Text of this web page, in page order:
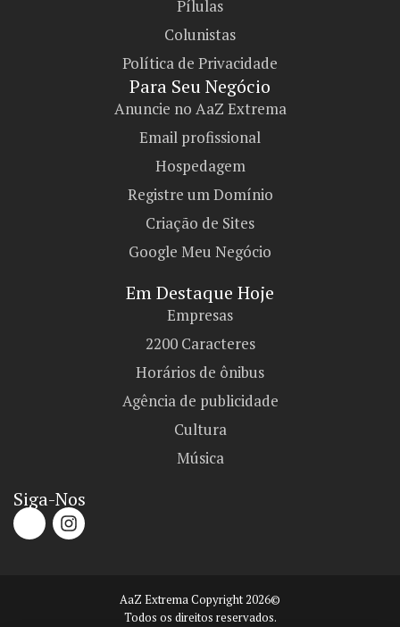
Pílulas
Colunistas
Política de Privacidade
Para Seu Negócio​
Anuncie no AaZ Extrema
Email profissional
Hospedagem
Registre um Domínio
Criação de Sites
Google Meu Negócio
Em Destaque Hoje
Empresas
2200 Caracteres
Horários de ônibus
Agência de publicidade
Cultura
Música
Siga-Nos
AaZ Extrema Copyright 2026©
Todos os direitos reservados.